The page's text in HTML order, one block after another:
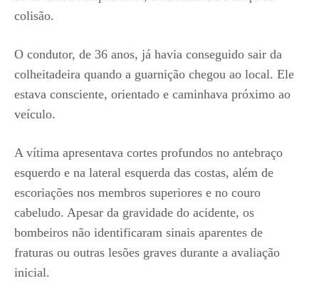
colisão.
O condutor, de 36 anos, já havia conseguido sair da
colheitadeira quando a guarnição chegou ao local. Ele
estava consciente, orientado e caminhava próximo ao
veículo.
A vítima apresentava cortes profundos no antebraço
esquerdo e na lateral esquerda das costas, além de
escoriações nos membros superiores e no couro
cabeludo. Apesar da gravidade do acidente, os
bombeiros não identificaram sinais aparentes de
fraturas ou outras lesões graves durante a avaliação
inicial.